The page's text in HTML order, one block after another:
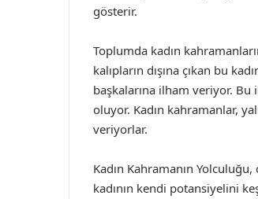
gösterir.
Toplumda kadın
kalıpların dışına çıkan bu
başkalarına ilham veriyor. Bu
oluyor. Kadın kahramanlar,
veriyorlar.
Kadın Kahramanın
kadının kendi potansiyelini